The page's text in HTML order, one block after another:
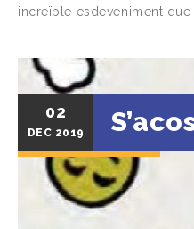
increïble esdeveniment que
02
DEC 2019